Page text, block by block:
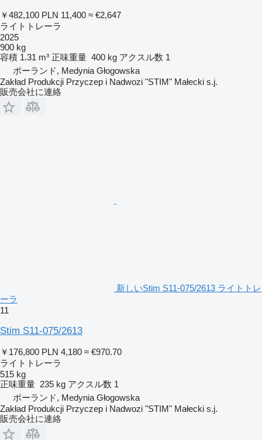
￥482,100 PLN 11,400 ≈ €2,647
ライトトレーラ
2025
900 kg
容積 1.31 m³ 正味重量 400 kg アクスル数 1
ポーランド, Medynia Głogowska
Zakład Produkcji Przyczep i Nadwozi "STIM" Małecki s.j.
販売会社に連絡
新しいStim S11-075/2613 ライトトレ
ーラ
11
Stim S11-075/2613
￥176,800 PLN 4,180 ≈ €970.70
ライトトレーラ
515 kg
正味重量 235 kg アクスル数 1
ポーランド, Medynia Głogowska
Zakład Produkcji Przyczep i Nadwozi "STIM" Małecki s.j.
販売会社に連絡